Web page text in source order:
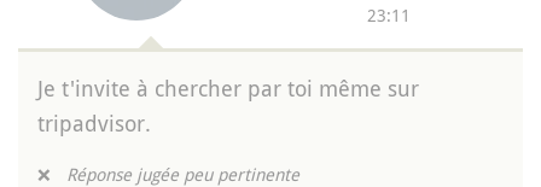
23:11
Je t'invite à chercher par toi même sur
tripadvisor.
❌ Réponse jugée peu pertinente